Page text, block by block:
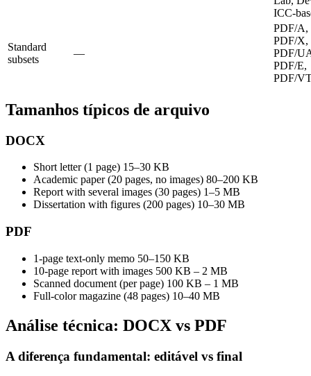
ICC-
Standard
subsets
—
PDF/A,
PDF/X,
PDF/
PDF/E,
PDF/
Tamanhos típicos de arquivo
DOCX
Short letter (1 page) 15–30 KB
Academic paper (20 pages, no images) 80–200 KB
Report with several images (30 pages) 1–5 MB
Dissertation with figures (200 pages) 10–30 MB
PDF
1-page text-only memo 50–150 KB
10-page report with images 500 KB – 2 MB
Scanned document (per page) 100 KB – 1 MB
Full-color magazine (48 pages) 10–40 MB
Análise técnica: DOCX vs PDF
A diferença fundamental: editável vs final